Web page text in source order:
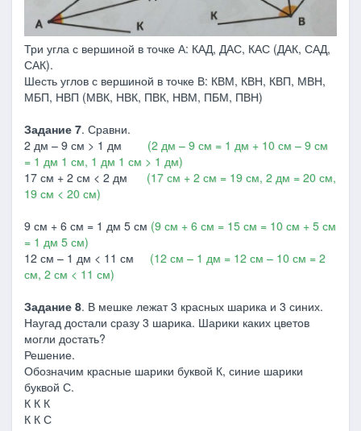
Три угла с вершиной в точке А: КАД, ДАС, КАС (ДАК, САД,
САК).
Шесть углов с вершиной в точке В: КВМ, КВН, КВП, МВН,
МБП, НВП (МВК, НВК, ПВК, НВМ, ПБМ, ПВН)
Задание 7. Сравни.
2 дм – 9 см > 1 дм (2 дм – 9 см = 1 дм + 10 см – 9 см
= 1 дм 1 см, 1 дм 1 см > 1 дм)
17 см + 2 см < 2 дм (17 см + 2 см = 19 см, 2 дм = 20 см,
19 см < 20 см)
9 см + 6 см = 1 дм 5 см (9 см + 6 см = 15 см = 10 см + 5 см
= 1 дм 5 см)
12 см – 1 дм < 11 см (12 см – 1 дм = 12 см – 10 см = 2
см, 2 см < 11 см)
Задание 8. В мешке лежат 3 красных шарика и 3 синих.
Наугад достали сразу 3 шарика. Шарики каких цветов
могли достать?
Решение.
Обозначим красные шарики буквой К, синие шарики
буквой С.
К К К
К К С